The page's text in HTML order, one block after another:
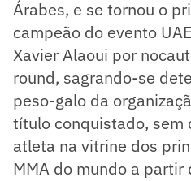
Árabes, e se tornou o
campeão do evento
Xavier Alaoui por
round, sagrando-se
peso-galo da
título conquistado, sem
atleta na vitrine dos
MMA do mundo a partir